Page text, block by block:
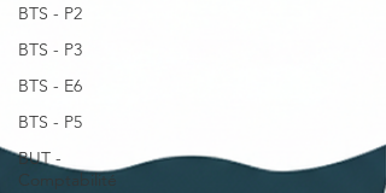
BTS - P2
BTS - P3
BTS - E6
BTS - P5
BUT -
Comptabilité